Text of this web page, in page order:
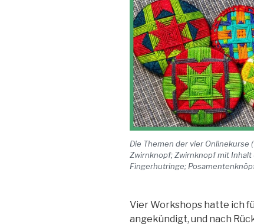
Die Themen der vier Onlinekurse
Zwirnknopf; Zwirnknopf mit Inhalt
Fingerhutringe;
Vier Workshops hatte ich
angekündigt, und nach